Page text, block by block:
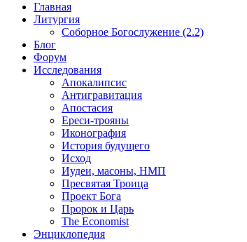
Главная
Литургия
Соборное Богослужение (2.2)
Блог
Форум
Исследования
Апокалипсис
Антигравитация
Апостасия
Ереси-трояны
Иконография
История будущего
Исход
Иудеи, масоны, НМП
Пресвятая Троица
Проект Бога
Пророк и Царь
The Economist
Энциклопедия